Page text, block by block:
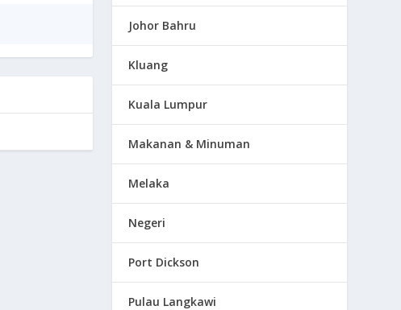
Johor Bahru
Kluang
Kuala Lumpur
Makanan & Minuman
Melaka
Negeri
Port Dickson
Pulau Langkawi